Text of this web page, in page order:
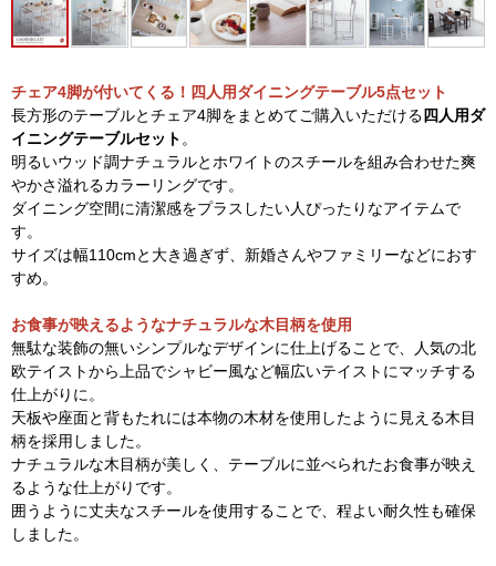
チェア4脚が付いてくる！四人用ダイニングテーブル5点セット
長方形のテーブルとチェア4脚をまとめてご購入いただける 四人用ダ
イニングテーブルセット 。
明るいウッド調ナチュラルとホワイトのスチールを組み合わせた爽
やかさ溢れるカラーリングです。
ダイニング空間に清潔感をプラスしたい人ぴったりなアイテムで
す。
サイズは幅110cmと大き過ぎず、新婚さんやファミリーなどにおす
すめ。
お食事が映えるようなナチュラルな木目柄を使用
無駄な装飾の無いシンプルなデザインに仕上げることで、人気の北
欧テイストから上品でシャビー風など幅広いテイストにマッチする
仕上がりに。
天板や座面と背もたれには本物の木材を使用したように見える木目
柄を採用しました。
ナチュラルな木目柄が美しく、テーブルに並べられたお食事が映え
るような仕上がりです。
囲うように丈夫なスチールを使用することで、程よい耐久性も確保
しました。